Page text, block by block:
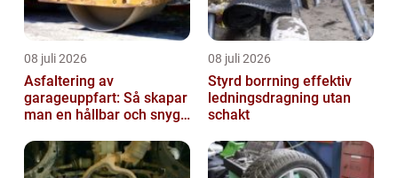
08 juli 2026
Asfaltering av
garageuppfart: Så skapar
man en hållbar och snygg
08 juli 2026
Styrd borrning effektiv
ledningsdragning utan
schakt